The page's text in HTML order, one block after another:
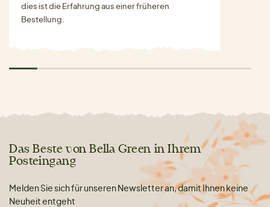
dies ist die Erfahrung aus einer früheren
Bestellung.
Das Beste von Bella Green in Ihrem
Posteingang
Melden Sie sich für unseren Newsletter an, damit Ihnen keine
Neuheit entgeht